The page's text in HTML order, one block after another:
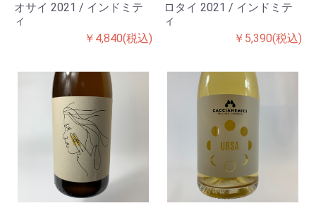
オサイ 2021 / インドミテ
ィ
￥4,840(税込)
ロタイ 2021 / インドミテ
ィ
￥5,390(税込)